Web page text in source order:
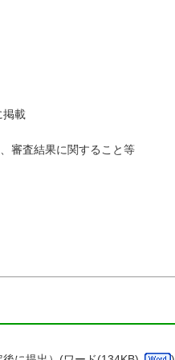
載
査結果に関すること等